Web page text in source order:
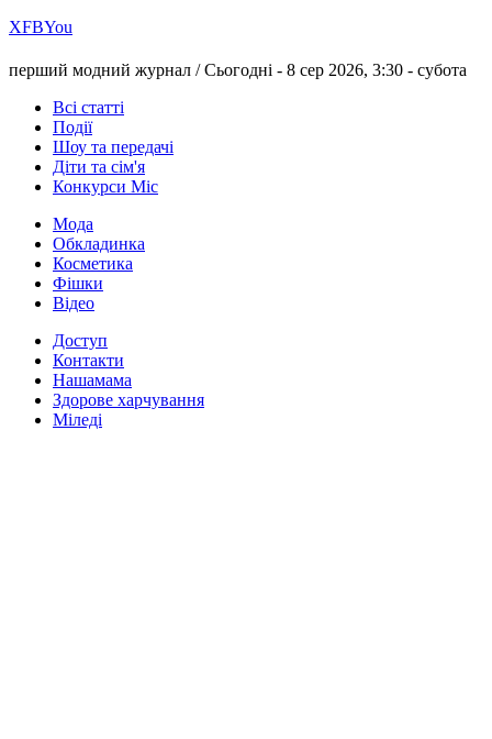
ХFBYou
перший модний журнал /Сьогодні - 8 сер 2026, 3:30 - субота
Всі статті
Події
Шоу та передачі
Діти та сім'я
Конкурси Міс
Мода
Обкладинка
Косметика
Фішки
Відео
Доступ
Контакти
Нашамама
Здорове харчування
Міледі